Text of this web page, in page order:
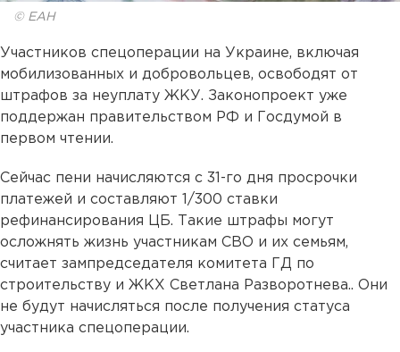
© ЕАН
Участников спецоперации на Украине, включая
мобилизованных и добровольцев, освободят от
штрафов за неуплату ЖКУ. Законопроект уже
поддержан правительством РФ и Госдумой в
первом чтении.
Сейчас пени начисляются с 31-го дня просрочки
платежей и составляют 1/300 ставки
рефинансирования ЦБ. Такие штрафы могут
осложнять жизнь участникам СВО и их семьям,
считает зампредседателя комитета ГД по
строительству и ЖКХ Светлана Разворотнева.. Они
не будут начисляться после получения статуса
участника спецоперации.